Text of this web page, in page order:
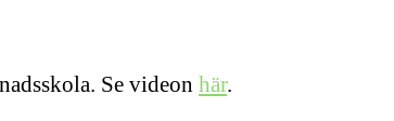
Se videon här.